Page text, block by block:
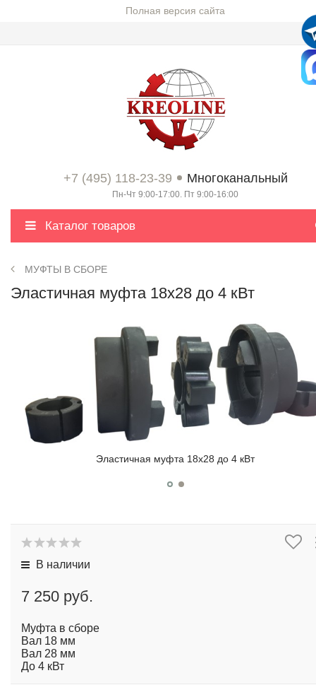
Полная версия сайта
+7 (495) 118-23-39 Многоканальный
Пн-Чт 9:00-17:00. Пт 9:00-16:00
Каталог товаров
МУФТЫ В СБОРЕ
Эластичная муфта 18x28 до 4 кВт
Эластичная муфта 18x28 до 4 кВт
В наличии
7 250 руб.
Муфта в сборе
Вал 18 мм
Вал 28 мм
До 4 кВт